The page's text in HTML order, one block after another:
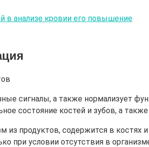
в анализе кровии его повышение
сигналы, а также нормализует
состояние костей и зубов, а также
из продуктов, содержится в костях
при условии отсутствия в